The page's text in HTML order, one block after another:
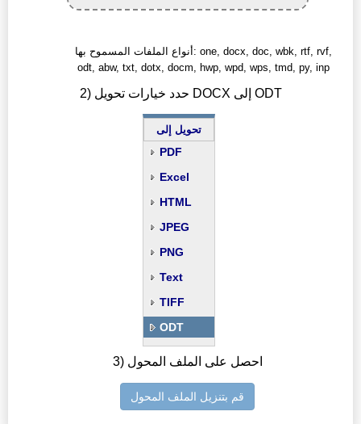
أنواع الملفات المسموح بها: one, docx, doc, wbk, rtf, rvf,
odt, abw, txt, dotx, docm, hwp, wpd, wps, tmd, py, inp
2) حدد خيارات تحويل DOCX إلى ODT
تحويل إلى
PDF
Excel
HTML
JPEG
PNG
Text
TIFF
ODT
3) احصل على الملف المحول
قم بتنزيل الملف المحول